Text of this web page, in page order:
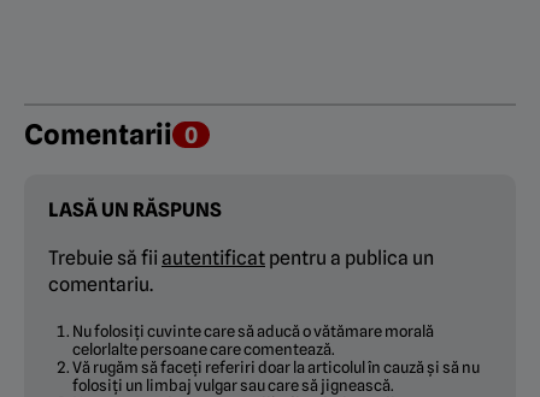
Comentarii 0
LASĂ UN RĂSPUNS
Trebuie să fii autentificat pentru a publica un
comentariu.
Nu folosiți cuvinte care să aducă o vătămare morală
celorlalte persoane care comentează.
Vă rugăm să faceți referiri doar la articolul în cauză și să nu
folosiți un limbaj vulgar sau care să jignească.